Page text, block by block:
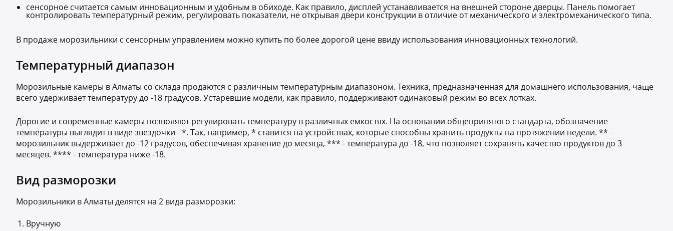
сенсорное считается самым инновационным и удобным в обиходе. Как правило, дисплей устанавливается на внешней стороне дверцы. Панель помогает
контролировать температурный режим, регулировать показатели, не открывая двери конструкции в отличие от механического и электромеханического типа.
В продаже морозильники с сенсорным управлением можно купить по более дорогой цене ввиду использования инновационных технологий.
Температурный диапазон
Морозильные камеры в Алматы со склада продаются с различным температурным диапазоном. Техника, предназначенная для домашнего использования, чаще
всего удерживает температуру до -18 градусов. Устаревшие модели, как правило, поддерживают одинаковый режим во всех лотках.
Дорогие и современные камеры позволяют регулировать температуру в различных емкостях. На основании общепринятого стандарта, обозначение
температуры выглядит в виде звездочки - *. Так, например, * ставится на устройствах, которые способны хранить продукты на протяжении недели. ** -
морозильник выдерживает до -12 градусов, обеспечивая хранение до месяца, *** - температура до -18, что позволяет сохранять качество продуктов до 3
месяцев. **** - температура ниже -18.
Вид разморозки
Морозильники в Алматы делятся на 2 вида разморозки:
Вручную